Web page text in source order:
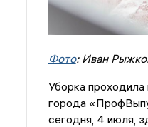
Фото: Иван
Уборка проходила
города
сегодня, 4 июля,